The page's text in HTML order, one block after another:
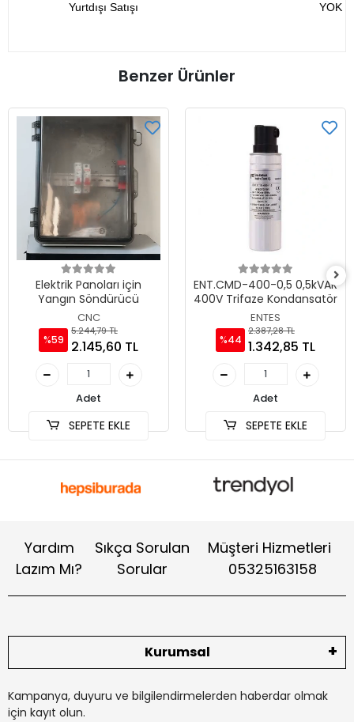
Yurtdışı Satışı
YOK
Benzer Ürünler
Elektrik Panoları için
Yangın Söndürücü
CNC
%59
5.244,79 TL
2.145,60 TL
Adet
SEPETE EKLE
ENT.CMD-400-0,5 0,5kVAR
400V Trifaze Kondansatör
ENTES
%44
2.387,28 TL
1.342,85 TL
Adet
SEPETE EKLE
Yardım
Lazım Mı?
Sıkça Sorulan
Sorular
Müşteri Hizmetleri
05325163158
Kurumsal
Kampanya, duyuru ve bilgilendirmelerden haberdar olmak
için kayıt olun.